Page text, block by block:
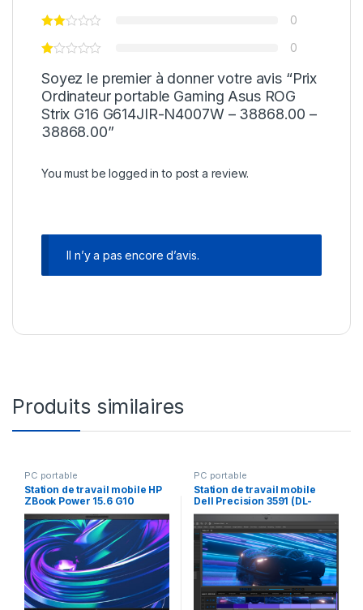
0
0
Soyez le premier à donner votre avis “Prix
Ordinateur portable Gaming Asus ROG
Strix G16 G614JIR-N4007W – 38868.00 –
38868.00”
You must belogged in to post a review.
Il n’y a pas encore d’avis.
Produits similaires
PC portable
Station de travail mobile HP
ZBook Power 15.6 G10
(865T0EA)
PC portable
Station de travail mobile
Dell Precision 3591 (DL-
PR3591-RTX6GB)